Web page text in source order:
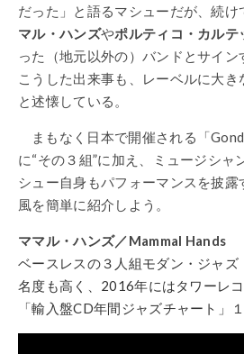
だった」と語るマシューだが、続け
マル・ハンズやポルティコ・カルテ
った（地元以外の）バンドとサイン
こうした出来事も、レーベルに大き
と述懐している。
まもなく日本で開催される「
に“その３組”に加え、ミュージシャ
シュー自身もパフォーマンスを披
風を簡単に紹介しよう。
ママル・ハンズ／Mammal Hands
ベースレスの３人組モダン・ジャズ
名度も高く、2016年にはタワーレ
「輸入盤CD年間ジャズチャート」